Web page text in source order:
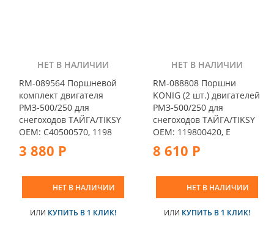
НЕТ В НАЛИЧИИ
RM-089564 Поршневой
комплект двигателя
РМЗ-500/250 для
снегоходов ТАЙГА/TIKSY
OEM: С40500570, 1198
3 880 Р
НЕТ В НАЛИЧИИ
ИЛИ КУПИТЬ В 1 КЛИК!
НЕТ В НАЛИЧИИ
RM-088808 Поршни
KONIG (2 шт.) двигателей
РМЗ-500/250 для
снегоходов ТАЙГА/TIKSY
OEM: 119800420, E
8 610 Р
НЕТ В НАЛИЧИИ
ИЛИ КУПИТЬ В 1 КЛИК!